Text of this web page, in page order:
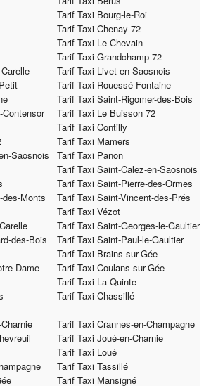
Tarif Taxi Bourg-le-Roi
Tarif Taxi Chenay 72
Tarif Taxi Le Chevain
Tarif Taxi Grandchamp 72
Tarif Taxi Livet-en-Saosnois
Tarif Taxi Rouessé-Fontaine
Tarif Taxi Saint-Rigomer-des-Bois
Tarif Taxi Le Buisson 72
Tarif Taxi Contilly
Tarif Taxi Mamers
Saosnois
Tarif Taxi Panon
Tarif Taxi Saint-Calez-en-Saosnois
Tarif Taxi Saint-Pierre-des-Ormes
Monts
Tarif Taxi Saint-Vincent-des-Prés
Tarif Taxi Vézot
Tarif Taxi Saint-Georges-le-Gaultier
des-Bois
Tarif Taxi Saint-Paul-le-Gaultier
Tarif Taxi Brains-sur-Gée
Dame
Tarif Taxi Coulans-sur-Gée
Tarif Taxi La Quinte
Tarif Taxi Chassillé
Tarif Taxi Crannes-en-Champagne
Tarif Taxi Joué-en-Charnie
Tarif Taxi Loué
Tarif Taxi Tassillé
Tarif Taxi Mansigné